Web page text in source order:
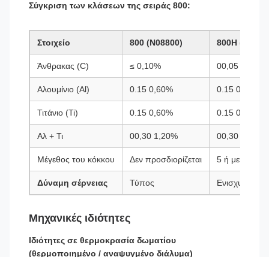
Σύγκριση των κλάσεων της σειράς 800:
Στοιχείο 800 (N08800) 800H
Άνθρακας (C) ≤ 0,10% 00,05 ∙ 0,10%
Αλουμίνιο (Al) 0.15 0,60% 0.15 0,60%
Τιτάνιο (Ti) 0.15 0,60% 0.15 0,60%
Αλ + Τι 00,30 1,20% 00,30 1,20%
Μέγεθος του κόκκου Δεν προσδιορίζεται 5 ή
Δύναμη σέρνειας Τύπος Ενισχυμένο
Μηχανικές ιδιότητες
Ιδιότητες σε θερμοκρασία δωματίου
(θερμοποιημένο / αναψυγμένο διάλυμα)